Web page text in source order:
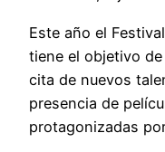
Este año el
tiene el objetivo
cita de nuevos
presencia de
protagonizadas